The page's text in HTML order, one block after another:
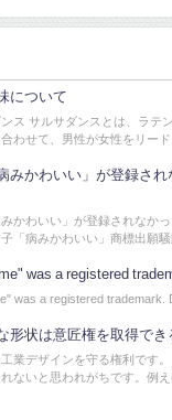
について
ス サルサダンスとは、ラテ
わせて、男性が女性をリー
みかわいい」が登録さ
かわいい」が登録されなか
「病みかわいい」商標出願
was a registered
was a registered trademark.
形状は意匠権を取得で
業デザインを守る権利です
れないと思われがちです。例